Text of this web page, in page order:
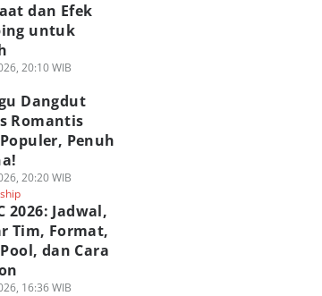
dan Efek
untuk
20:10 WIB
Dangdut
Romantis
Penuh
20:20 WIB
2026: Jadwal,
Tim, Format,
dan Cara
16:36 WIB